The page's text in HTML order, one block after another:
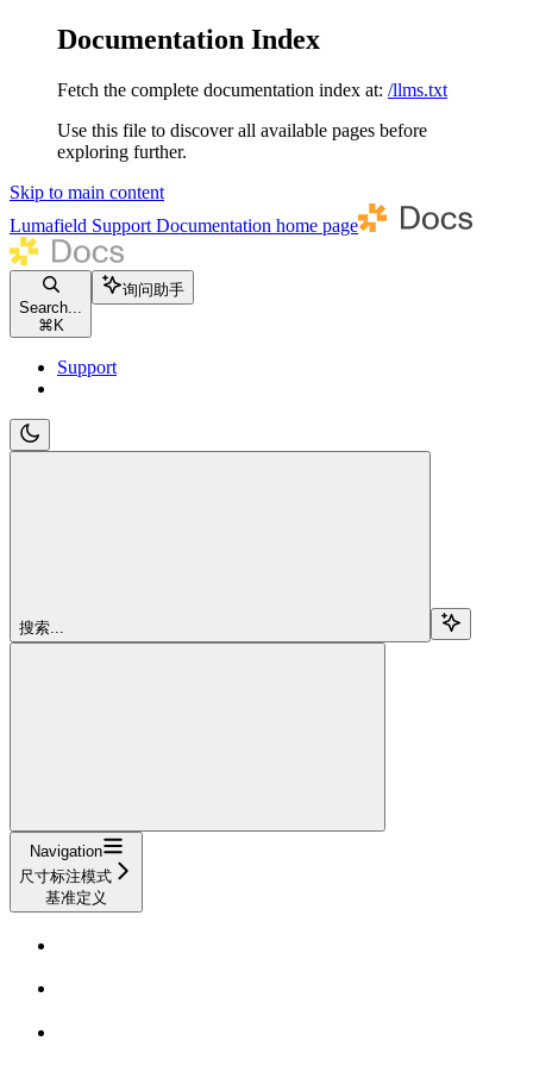
Documentation Index
Fetch the complete documentation index at: /llms.txt
Use this file to discover all available pages before
exploring further.
Skip to main content
Lumafield Support Documentation home page
Search...
⌘ K
询问助手
Support
搜索...
Navigation
尺寸标注模式
基准定义